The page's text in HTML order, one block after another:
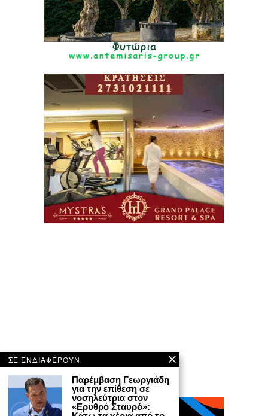
ΣΕ ΕΝΔΙΑΦΕΡΟΥΝ
Παρέμβαση Γεωργιάδη
για την επίθεση σε
νοσηλεύτρια στον
«Ερυθρό Σταυρό»: